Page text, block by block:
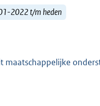
2022 t/m heden
maatschappelijke